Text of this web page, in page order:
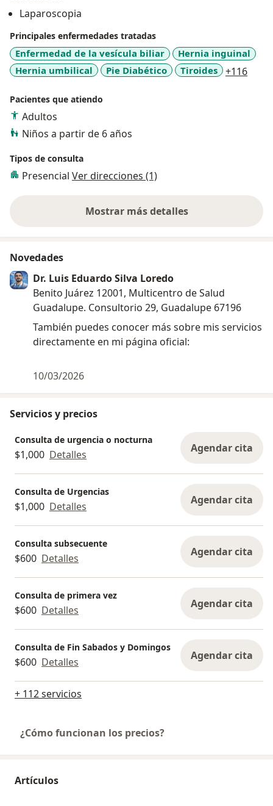
Laparoscopia
Principales enfermedades tratadas
Enfermedad de la vesícula biliar
Hernia inguinal
Hernia umbilical
Pie Diabético Tiroides +116
Pacientes que atiendo
Adultos
Niños a partir de 6 años
Tipos de consulta
Presencial Ver direcciones (1)
Mostrar más detalles
sobre la experiencia
Novedades
Dr. Luis Eduardo Silva Loredo
Benito Juárez 12001, Multicentro de Salud
Guadalupe. Consultorio 29, Guadalupe 67196
También puedes conocer más sobre mis servicios
directamente en mi página oficial:
10/03/2026
Servicios y precios
Consulta de urgencia o nocturna
$1,000 Detalles Agendar cita
Consulta de Urgencias
$1,000 Detalles Agendar cita
Consulta subsecuente
$600 Detalles Agendar cita
Consulta de primera vez
$600 Detalles Agendar cita
Consulta de Fin Sabados y Domingos
$600 Detalles Agendar cita
+ 112 servicios
¿Cómo funcionan los precios?
Artículos